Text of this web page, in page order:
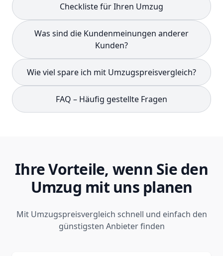
Checkliste für Ihren Umzug
Was sind die Kundenmeinungen anderer
Kunden?
Wie viel spare ich mit Umzugspreisvergleich?
FAQ – Häufig gestellte Fragen
Ihre Vorteile, wenn Sie den
Umzug mit uns planen
Mit Umzugspreisvergleich schnell und einfach den
günstigsten Anbieter finden